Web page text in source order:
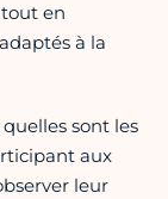
en
à la
sont les
aux
leur